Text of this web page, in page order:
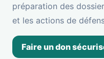
préparation des
et les actions de
Faire un don